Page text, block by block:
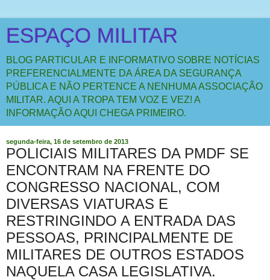
ESPAÇO MILITAR
BLOG PARTICULAR E INFORMATIVO SOBRE NOTÍCIAS
PREFERENCIALMENTE DA ÁREA DA SEGURANÇA
PÚBLICA E NÃO PERTENCE A NENHUMA ASSOCIAÇÃO
MILITAR. AQUI A TROPA TEM VOZ E VEZ! A
INFORMAÇÃO AQUI CHEGA PRIMEIRO.
segunda-feira, 16 de setembro de 2013
POLICIAIS MILITARES DA PMDF SE
ENCONTRAM NA FRENTE DO
CONGRESSO NACIONAL, COM
DIVERSAS VIATURAS E
RESTRINGINDO A ENTRADA DAS
PESSOAS, PRINCIPALMENTE DE
MILITARES DE OUTROS ESTADOS
NAQUELA CASA LEGISLATIVA.